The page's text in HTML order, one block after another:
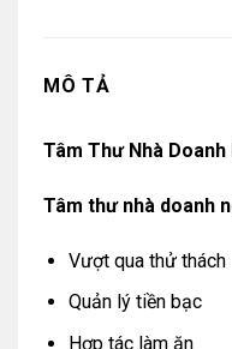
MÔ TẢ
Tâm Thư Nhà Doanh
Tâm thư nhà doanh
Vượt qua thử thách
Quản lý tiền bạc
Hợp tác làm ăn